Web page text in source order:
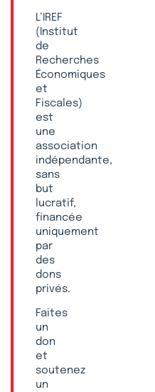
L’IREF
(Institut
de
Recherches
Économiques
et
Fiscales)
est
une
association
indépendante,
sans
but
lucratif,
financée
uniquement
par
des
dons
privés.
Faites
un
don
et
soutenez
un